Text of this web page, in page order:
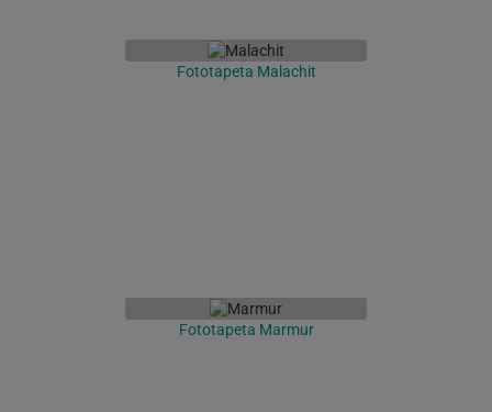
Fototapeta Malachit
Fototapeta Marmur